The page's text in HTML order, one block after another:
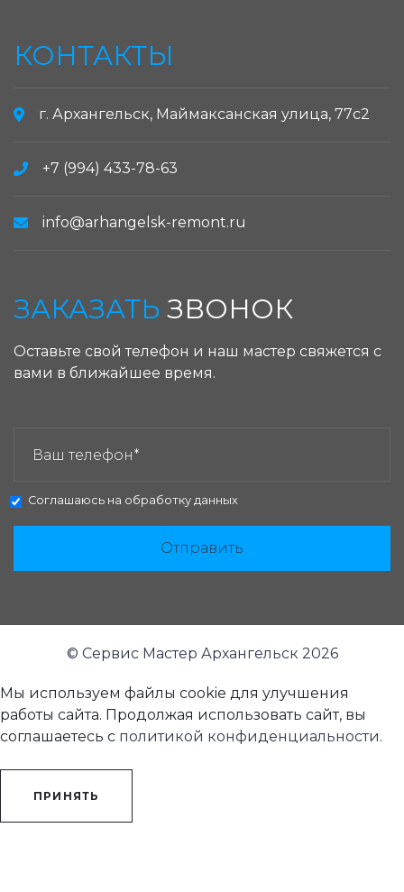
КОНТАКТЫ
г. Архангельск, Маймаксанская улица, 77с2
+7 (994) 433-78-63
info@arhangelsk-remont.ru
ЗАКАЗАТЬ ЗВОНОК
Оставьте свой телефон и наш мастер свяжется с
вами в ближайшее время.
Соглашаюсь на обработку данных
Отправить
© Сервис Мастер Архангельск 2026
Мы используем файлы cookie для улучшения
работы сайта. Продолжая использовать сайт, вы
соглашаетесь с политикой конфиденциальности.
ПРИНЯТЬ